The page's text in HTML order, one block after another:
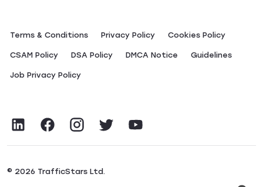
Terms & Conditions Privacy Policy Сookies Policy
CSAM Policy DSA Policy DMCA Notice Guidelines
Job Privacy Policy
© 2026 TrafficStars Ltd.